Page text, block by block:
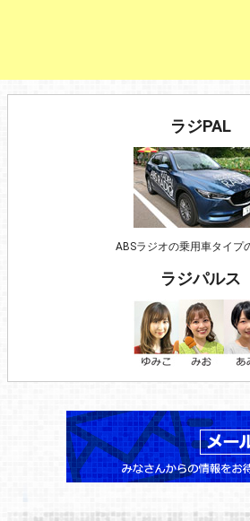
ラジPAL
ABSラジオの乗用車タイプ
ラジパルス